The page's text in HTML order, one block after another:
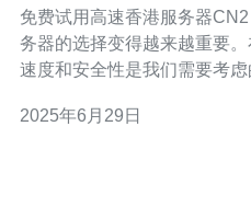
免费试用高速香港服务器CN2 随着互联网的普及，网络服
务器的选择变得越来越重要。
速度和安全性是我们需要考
香港服务器CN2是一款基于
2025年6月29日